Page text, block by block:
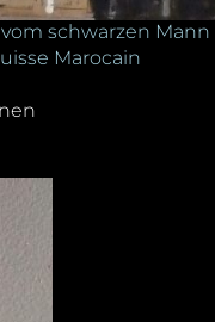
schwarzen Mann
Marocain